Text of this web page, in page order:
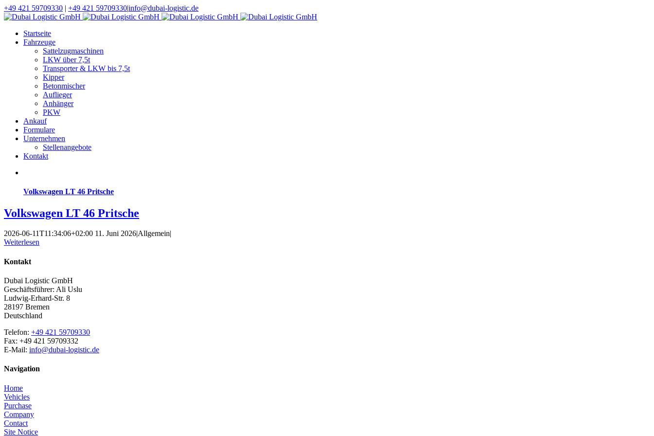
+49 421 59709330 | +49 421 59709330|info@dubai-logistic.de
Startseite
Fahrzeuge
Sattelzugmaschinen
LKW über 7,5t
Transporter & LKW bis 7,5t
Kipper
Betonmischer
Auflieger
Anhänger
PKW
Ankauf
Formulare
Unternehmen
Stellenangebote
Kontakt
Volkswagen LT 46 Pritsche
Volkswagen LT 46 Pritsche
2026-06-11T11:34:06+02:00 11. Juni 2026|Allgemein|
Weiterlesen
Kontakt
Dubai Logistic GmbH
Geschäftsführer: Ali Uslu
Ludwig-Erhard-Str. 8
28197 Bremen
Deutschland
Telefon: +49 421 59709330
Fax: +49 421 59709332
E-Mail: info@dubai-logistic.de
Navigation
Home
Vehicles
Purchase
Company
Contact
Site Notice